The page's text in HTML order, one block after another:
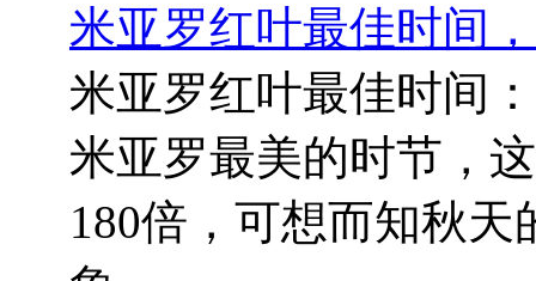
米亚罗红叶最佳时间
米亚罗红叶最佳时间
米亚罗最美的时节，
180倍，可想而知秋